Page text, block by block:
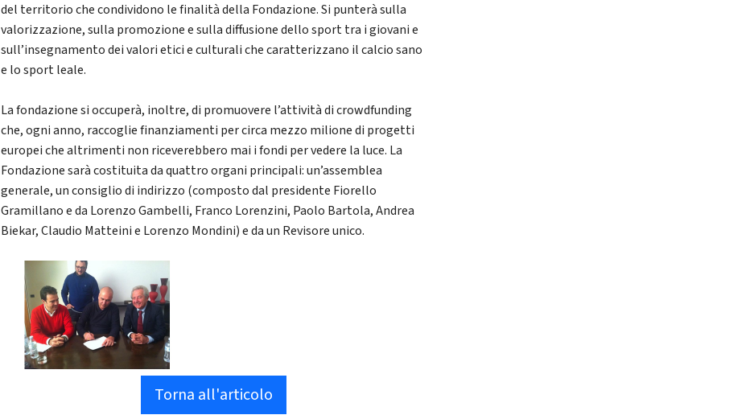
del territorio che condividono le finalità della Fondazione. Si punterà sulla
valorizzazione, sulla promozione e sulla diffusione dello sport tra i giovani e
sull’insegnamento dei valori etici e culturali che caratterizzano il calcio sano
e lo sport leale.
La fondazione si occuperà, inoltre, di promuovere l’attività di crowdfunding
che, ogni anno, raccoglie finanziamenti per circa mezzo milione di progetti
europei che altrimenti non riceverebbero mai i fondi per vedere la luce. La
Fondazione sarà costituita da quattro organi principali: un’assemblea
generale, un consiglio di indirizzo (composto dal presidente Fiorello
Gramillano e da Lorenzo Gambelli, Franco Lorenzini, Paolo Bartola, Andrea
Biekar, Claudio Matteini e Lorenzo Mondini) e da un Revisore unico.
Torna all'articolo